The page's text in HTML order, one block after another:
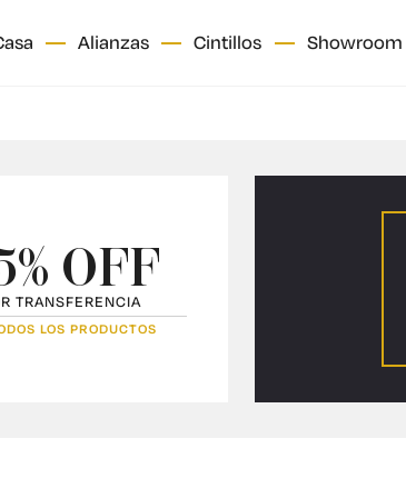
Alianzas Cintillos Showroom
OFF
TRANSFERENCIA
LOS PRODUCTOS